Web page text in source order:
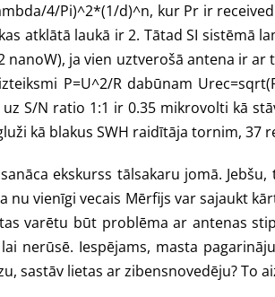
4/Pi)^2*(1/d)^n, kur Pr ir
atklātā laukā ir 2. Tātad SI sistēmā
nanoW), ja vien uztverošā antena ir
P=U^2/R dabūnam
S/N ratio 1:1 ir 0.35 mikrovolti kā
kā blakus SWH raidītāja tornim, 37
ekskurss tālsakaru jomā.
nu vienīgi vecais Mērfijs var sajaukt
varētu būt problēma ar antenas
nerūsē. Iespējams, masta
sastāv lietas ar zibensnovedēju? To